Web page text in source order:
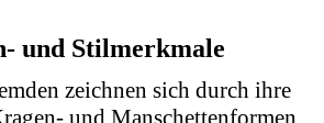
gerecht zu werden. Dies
Herren Hemd Gelb besonders
und einzigartig.